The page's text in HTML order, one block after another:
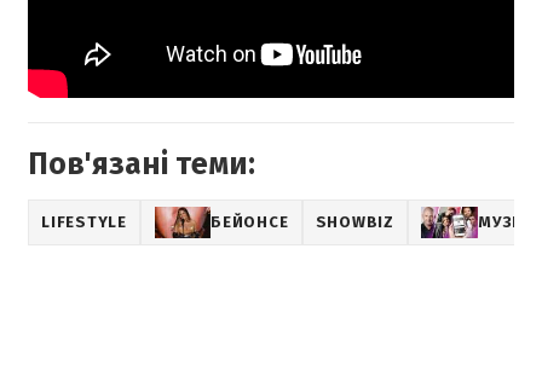
Пов'язані теми:
LIFESTYLE БЕЙОНСЕ SHOWBIZ